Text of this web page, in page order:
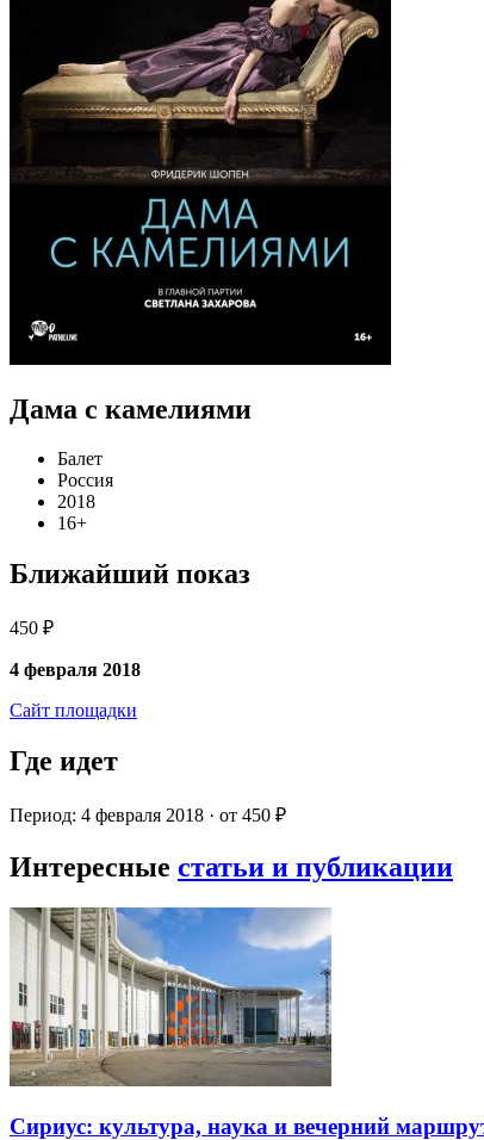
Дама с камелиями
Балет
Россия
2018
16+
Ближайший показ
450 ₽
4 февраля 2018
Сайт площадки
Где идет
Период: 4 февраля 2018 · от 450 ₽
Интересные статьи и публикации
Сириус: культура, наука и вечерний